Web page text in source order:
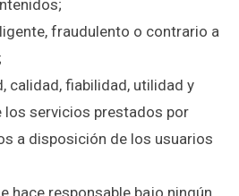
fraudulento o contrario a
calidad, fiabilidad, utilidad y
los servicios prestados por
a disposición de los usuarios
hace responsable bajo ningún